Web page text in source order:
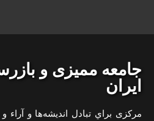
جامعه ممیزی و
ایران
مركزی براي تبادل انديشه‌ها و آراء